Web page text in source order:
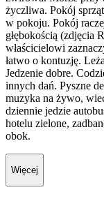
życzliwa. Pokój
w pokoju. Pokój
głębokością (zdjęcia
właścicielowi
łatwo o kontuzję.
Jedzenie dobre.
innych dań. Pyszne
muzyka na żywo,
dziennie jedzie
hotelu zielone,
obok.
Więcej